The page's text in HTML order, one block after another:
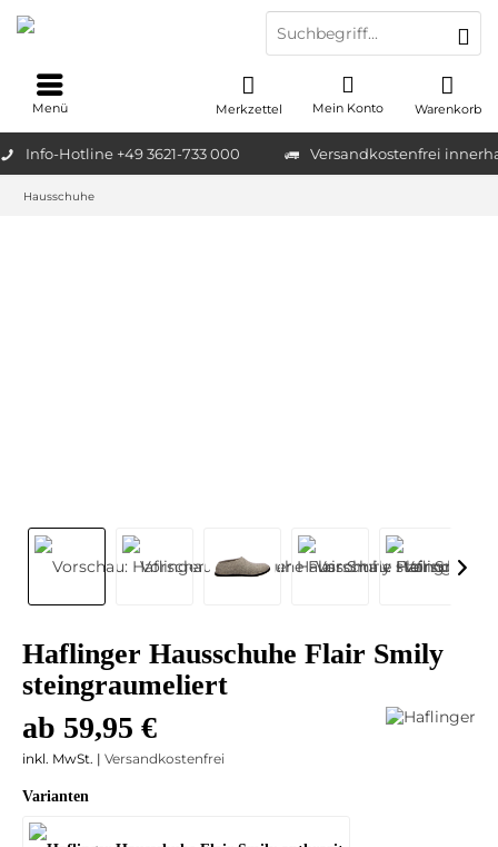
Info-Hotline +49 3621-733 000 Versandkostenfrei
Warenkorb
Merkzettel Mein Konto
Menü
Hausschuhe
Haflinger Hausschuhe Flair Smily
steingraumeliert
ab 59,95 €
inkl. MwSt. | Versandkostenfrei
Varianten